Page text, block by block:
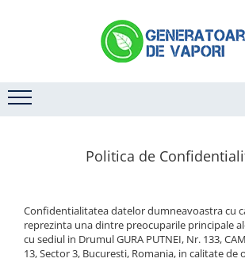
Aspiratoare profesionale de curatat
cu aburi
Piese
Statii de calcat cu abur
Mese de calcat profesionale
Politica de
Confidentialitatea datelor dumneavoastra cu
reprezinta una dintre preocuparile principale
cu sediul in Drumul GURA PUTNEI, Nr. 133,
13, Sector 3, Bucuresti, Romania, in calitate de